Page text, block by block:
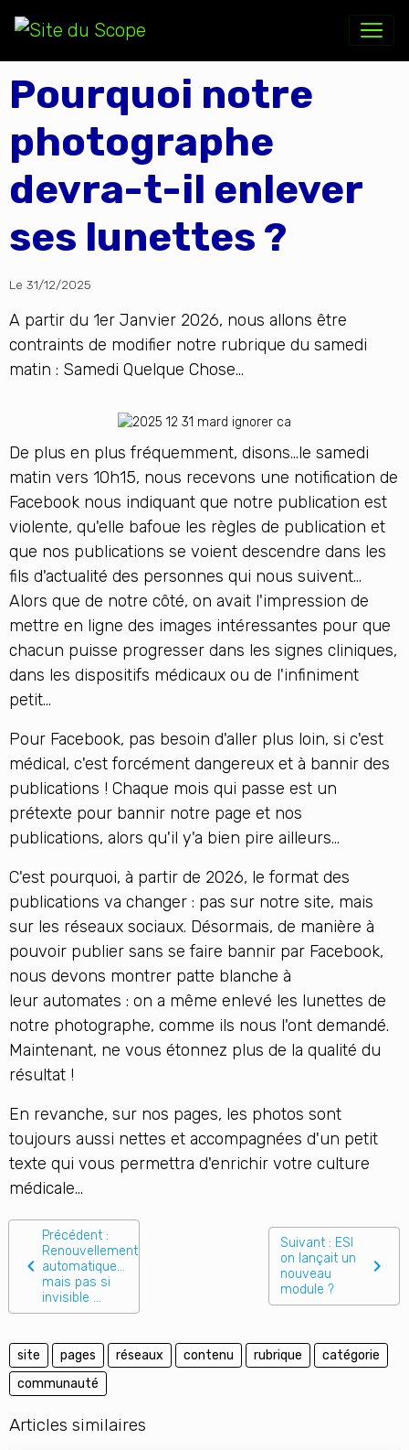
Pourquoi notre
photographe
devra-t-il enlever
ses lunettes ?
Le 31/12/2025
A partir du 1er Janvier 2026, nous allons être
contraints de modifier notre rubrique du samedi
matin : Samedi Quelque Chose...
De plus en plus fréquemment, disons...le samedi
matin vers 10h15, nous recevons une notification de
Facebook nous indiquant que notre publication est
violente, qu'elle bafoue les règles de publication et
que nos publications se voient descendre dans les
fils d'actualité des personnes qui nous suivent...
Alors que de notre côté, on avait l'impression de
mettre en ligne des images intéressantes pour que
chacun puisse progresser dans les signes cliniques,
dans les dispositifs médicaux ou de l'infiniment
petit...
Pour Facebook, pas besoin d'aller plus loin, si c'est
médical, c'est forcément dangereux et à bannir des
publications ! Chaque mois qui passe est un
prétexte pour bannir notre page et nos
publications, alors qu'il y'a bien pire ailleurs...
C'est pourquoi, à partir de 2026, le format des
publications va changer : pas sur notre site, mais
sur les réseaux sociaux. Désormais, de manière à
pouvoir publier sans se faire bannir par Facebook,
nous devons montrer patte blanche à
leur automates : on a même enlevé les lunettes de
notre photographe, comme ils nous l'ont demandé.
Maintenant, ne vous étonnez plus de la qualité du
résultat !
En revanche, sur nos pages, les photos sont
toujours aussi nettes et accompagnées d'un petit
texte qui vous permettra d'enrichir votre culture
médicale...
Précédent :
Renouvellement
automatique…
mais pas si
invisible ...
Suivant : ESI
on lançait un
nouveau
module ?
site pages réseaux contenu rubrique
catégorie
communauté
Articles similaires